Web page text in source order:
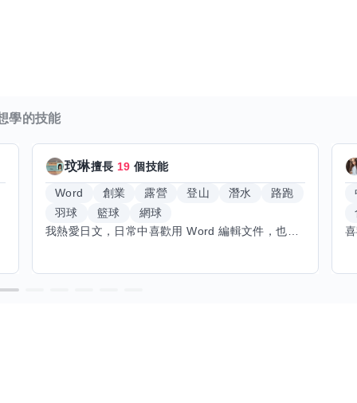
學的技能
玟琳擅長 19 個技能
Word 創業 露營 登山 潛水
路跑
羽球
籃球
網球
我熱愛日文，日常中喜歡用 Word 編輯文件，也對創業有不少想法。希望能找到願意和我交換技能的朋友，我願意分享日文和辦公軟體技巧，期待學習手繪和烏克麗麗，感受不同的藝術魅力。年長帶來沉澱與耐心，願與你互相成長，一同探索新領域的喜悅。